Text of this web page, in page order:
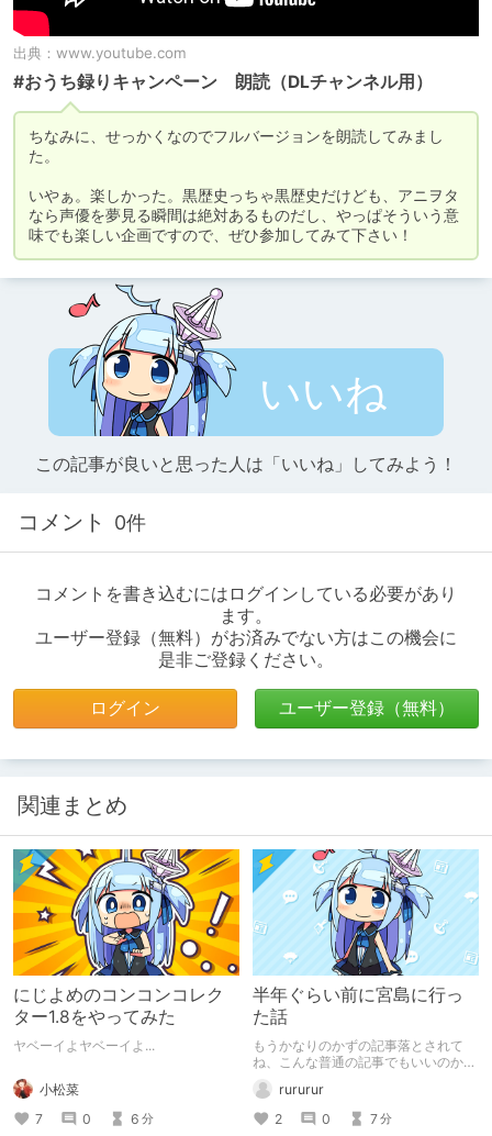
出典： www.youtube.com
#おうち録りキャンペーン 朗読（DLチャンネル用）
ちなみに、せっかくなのでフルバージョンを朗読してみまし
た。
いやぁ。楽しかった。黒歴史っちゃ黒歴史だけども、アニヲタ
なら声優を夢見る瞬間は絶対あるものだし、やっぱそういう意
味でも楽しい企画ですので、ぜひ参加してみて下さい！
いいね
この記事が良いと思った人は「いいね」してみよう！
コメント 0件
コメントを書き込むにはログインしている必要があり
ます。
ユーザー登録（無料）がお済みでない方はこの機会に
是非ご登録ください。
ログイン ユーザー登録（無料）
関連まとめ
にじよめのコンコンコレク
ター1.8をやってみた
ヤベーイよヤベーイよ...
小松菜
7
0 6 分
半年ぐらい前に宮島に行っ
た話
もうかなりのかずの記事落とされて
ね、こんな普通の記事でもいいのかな
と。 落ち続けた、そして最近宮島に
行ったことさえ忘れてた。 2021年11
月ごろですね、メリハリねー。 ネク
スト落とされた、頭痛いっていうの
rururur
2
0 7分